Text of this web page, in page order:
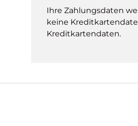
Ihre Zahlungsdaten
keine
Kreditkartendaten.